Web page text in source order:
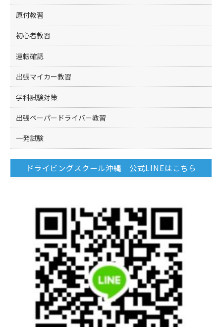
原付教習
初心者教習
運転確認
出張マイカー教習
学科試験対策
出張ペーパードライバー教習
一発試験
ドライビングスクール沖縄 公式LINEはこちら